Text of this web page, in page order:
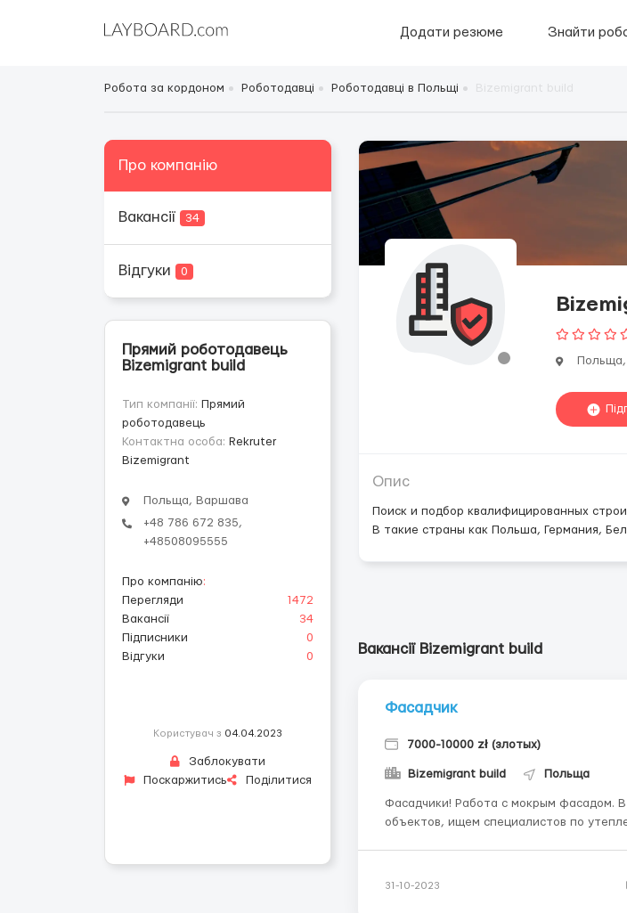
Додати резюме Знайти
Робота за кордоном Роботодавці Роботодавці в Польщі
Про компанію
Вакансії 34
Відгуки 0
Прямий роботодавець
Bizemigrant build
Тип компанії: Прямий
роботодавець
Контактна особа: Rekruter
Bizemigrant
Польща, Варшава
+48 786 672 835,
+48508095555
Про компанію:
Перегляди
1472
Вакансії
34
Підписники
0
Відгуки
0
Користувач з 04.04.2023
Заблокувати
Поскаржитись
Поділитися
Опис
Поиск и подбор квалифицированных
В такие страны как Польша, Германия,
Вакансії Bizemigrant build
Фасадчик
7000-10000 zł (злотых)
Bizemigrant build Польща
Фасадчики! Работа с мокрым фасадом. В связи с открытием новых
объектов, ищем специалистов по утеплению
предоставляется - Транспорт до
31-10-2023